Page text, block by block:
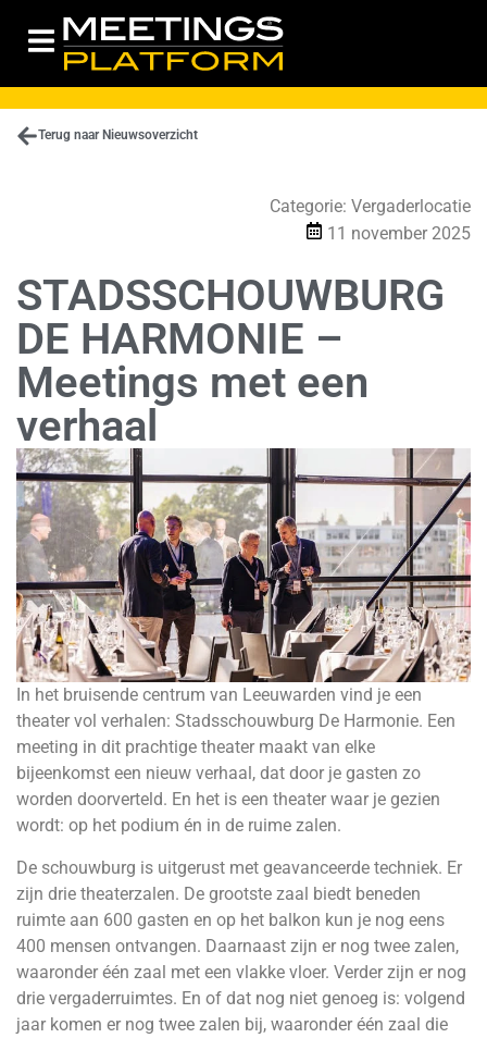
Terug naar Nieuwsoverzicht
Categorie: Vergaderlocatie
11 november 2025
STADSSCHOUWBURG
DE HARMONIE –
Meetings met een
verhaal
In het bruisende centrum van Leeuwarden vind je een
theater vol verhalen: Stadsschouwburg De Harmonie. Een
meeting in dit prachtige theater maakt van elke
bijeenkomst een nieuw verhaal, dat door je gasten zo
worden doorverteld. En het is een theater waar je gezien
wordt: op het podium én in de ruime zalen.
De schouwburg is uitgerust met geavanceerde techniek. Er
zijn drie theaterzalen. De grootste zaal biedt beneden
ruimte aan 600 gasten en op het balkon kun je nog eens
400 mensen ontvangen. Daarnaast zijn er nog twee zalen,
waaronder één zaal met een vlakke vloer. Verder zijn er nog
drie vergaderruimtes. En of dat nog niet genoeg is: volgend
jaar komen er nog twee zalen bij, waaronder één zaal die